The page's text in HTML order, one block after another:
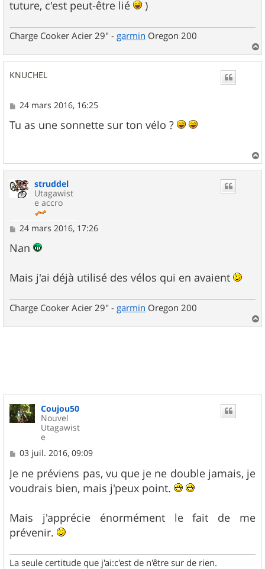
tuture, c'est peut-être lié )
Charge Cooker Acier 29" - garmin Oregon 200
a
KNUCHEL
M
s
s
e
24 mars 2016, 16:25
Tu as une sonnette sur ton vélo ?
a
struddel
Utagawist
e accro
M
s
s
g
e
24 mars 2016, 17:26
Nan
Mais j'ai déjà utilisé des vélos qui en avaient
Charge Cooker Acier 29" - garmin Oregon 200
a
Coujou50
Nouvel
Utagawist
e
M
s
s
a
03 juil. 2016, 09:09
Je ne préviens pas, vu que je ne double jamais, je
voudrais bien, mais j'peux point.
Mais j'apprécie énormément le fait de me
prévenir.
La seule certitude que j'ai:c'est de n'être sur de rien.